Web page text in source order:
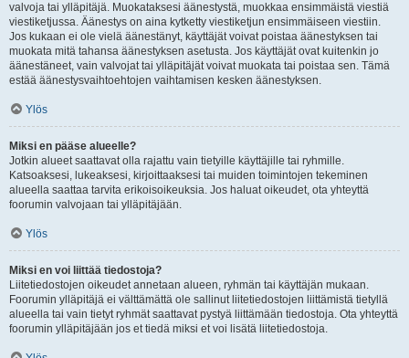
valvoja tai ylläpitäjä. Muokataksesi äänestystä, muokkaa ensimmäistä viestiä
viestiketjussa. Äänestys on aina kytketty viestiketjun ensimmäiseen viestiin.
Jos kukaan ei ole vielä äänestänyt, käyttäjät voivat poistaa äänestyksen tai
muokata mitä tahansa äänestyksen asetusta. Jos käyttäjät ovat kuitenkin jo
äänestäneet, vain valvojat tai ylläpitäjät voivat muokata tai poistaa sen. Tämä
estää äänestysvaihtoehtojen vaihtamisen kesken äänestyksen.
Ylös
Miksi en pääse alueelle?
Jotkin alueet saattavat olla rajattu vain tietyille käyttäjille tai ryhmille.
Katsoaksesi, lukeaksesi, kirjoittaaksesi tai muiden toimintojen tekeminen
alueella saattaa tarvita erikoisoikeuksia. Jos haluat oikeudet, ota yhteyttä
foorumin valvojaan tai ylläpitäjään.
Ylös
Miksi en voi liittää tiedostoja?
Liitetiedostojen oikeudet annetaan alueen, ryhmän tai käyttäjän mukaan.
Foorumin ylläpitäjä ei välttämättä ole sallinut liitetiedostojen liittämistä tietyllä
alueella tai vain tietyt ryhmät saattavat pystyä liittämään tiedostoja. Ota yhteyttä
foorumin ylläpitäjään jos et tiedä miksi et voi lisätä liitetiedostoja.